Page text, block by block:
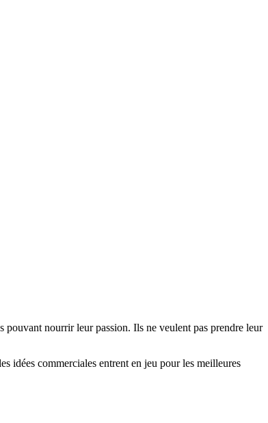
pouvant nourrir leur passion. Ils ne veulent pas prendre leur
idées commerciales entrent en jeu pour les meilleures